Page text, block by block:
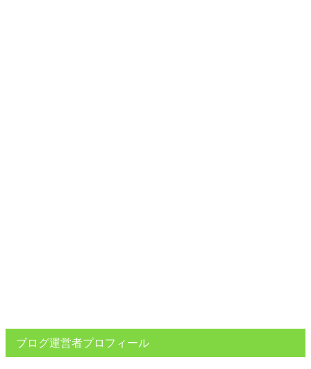
ブログ運営者プロフィール